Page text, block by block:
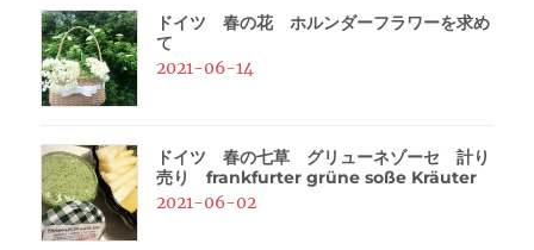
ドイツ 春の花 ホルンダーフラワーを求め
て
2021-06-14
ドイツ 春の七草 グリューネゾーセ 計り
売り frankfurter grüne soße Kräuter
2021-06-02